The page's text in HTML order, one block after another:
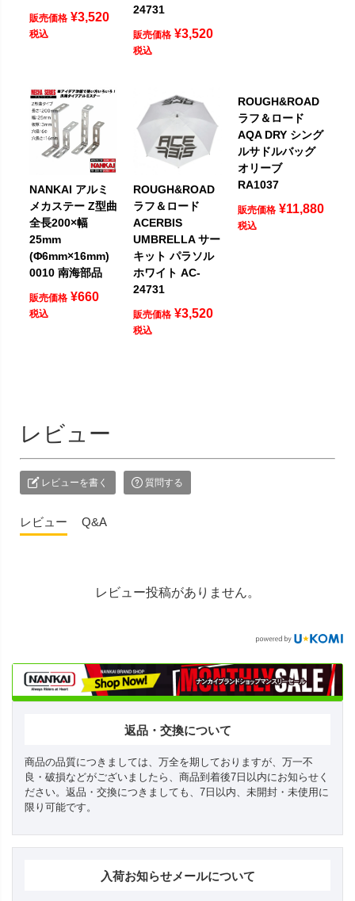
販売価格 ¥3,520
税込
24731
販売価格 ¥3,520
税込
NANKAI アルミ
メカステー Z型曲
全長200×幅
25mm
(Φ6mm×16mm)
0010 南海部品
販売価格 ¥660
税込
ROUGH&ROAD
ラフ＆ロード
ACERBIS
UMBRELLA サー
キット パラソル
ホワイト AC-
24731
販売価格 ¥3,520
税込
ROUGH&ROAD
ラフ＆ロード
AQA DRY シング
ルサドルバッグ
オリーブ
RA1037
販売価格 ¥11,880
税込
レビュー
レビューを書く 質問する
レビュー Q&A
レビュー投稿がありません。
返品・交換について
商品の品質につきましては、万全を期しておりますが、万一不
良・破損などがございましたら、商品到着後7日以内にお知らせく
ださい。返品・交換につきましても、7日以内、未開封・未使用に
限り可能です。
入荷お知らせメールについて